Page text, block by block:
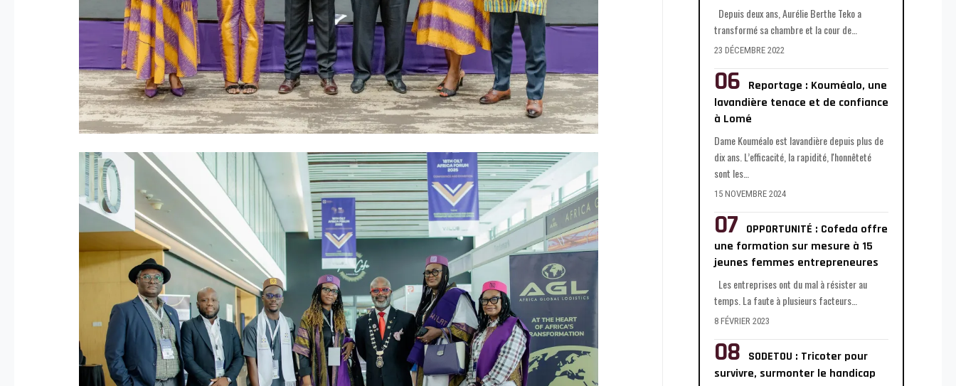
Depuis deux ans, Aurélie Berthe Teko a
transformé sa chambre et la cour de…
23 DÉCEMBRE 2022
Reportage : Kouméalo, une
lavandière tenace et de confiance
à Lomé
Dame Kouméalo est lavandière depuis plus de
dix ans. L’efficacité, la rapidité, l'honnêteté
sont les…
15 NOVEMBRE 2024
OPPORTUNITÉ : Cofeda offre
une formation sur mesure à 15
jeunes femmes entrepreneures
Les entreprises ont du mal à résister au
temps. La faute à plusieurs facteurs…
8 FÉVRIER 2023
SODETOU : Tricoter pour
survivre, surmonter le handicap